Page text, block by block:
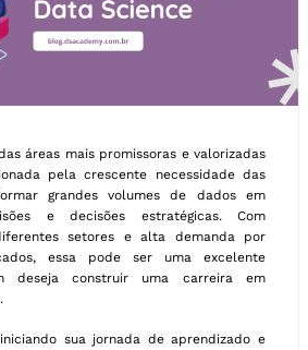
áreas mais promissoras e valorizadas
pela crescente necessidade das
grandes volumes de dados em
e decisões estratégicas. Com
setores e alta demanda por
essa pode ser uma excelente
deseja construir uma carreira em
sua jornada de aprendizado e